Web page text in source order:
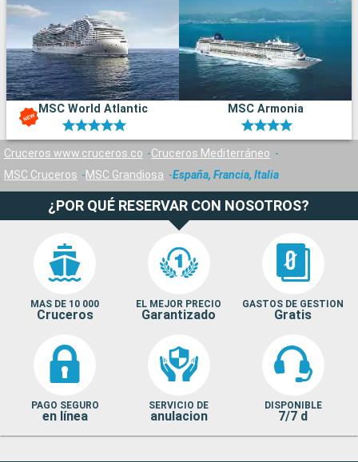
MSC World Atlantic MSC Armonia
Cruceros www.cruceros.co
Cruceros Mediterráneo
MSC Cruceros
MSC Grandiosa España, Francia, Italia
¿POR QUÉ RESERVAR CON NOSOTROS?
MAS DE 10 000
Cruceros
EL MEJOR PRECIO
Garantizado
GASTOS DE GESTION
Gratis
PAGO SEGURO
en línea
SERVICIO DE
anulacion
DISPONIBLE
7/7 d